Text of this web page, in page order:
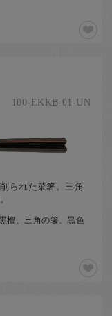
100-EKKB-01-UN
られた菜箸。三角
檀、三角の箸、黒色